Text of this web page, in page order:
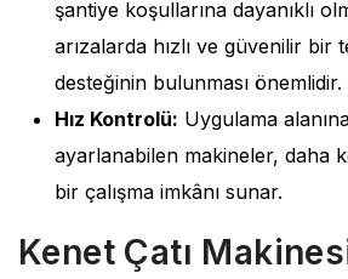
şantiye koşullarına dayanıklı
arızalarda hızlı ve güvenilir bir
desteğinin bulunması önemlidir.
Hız Kontrolü: Uygulama
ayarlanabilen makineler, daha
bir çalışma imkânı sunar.
Kenet Çatı